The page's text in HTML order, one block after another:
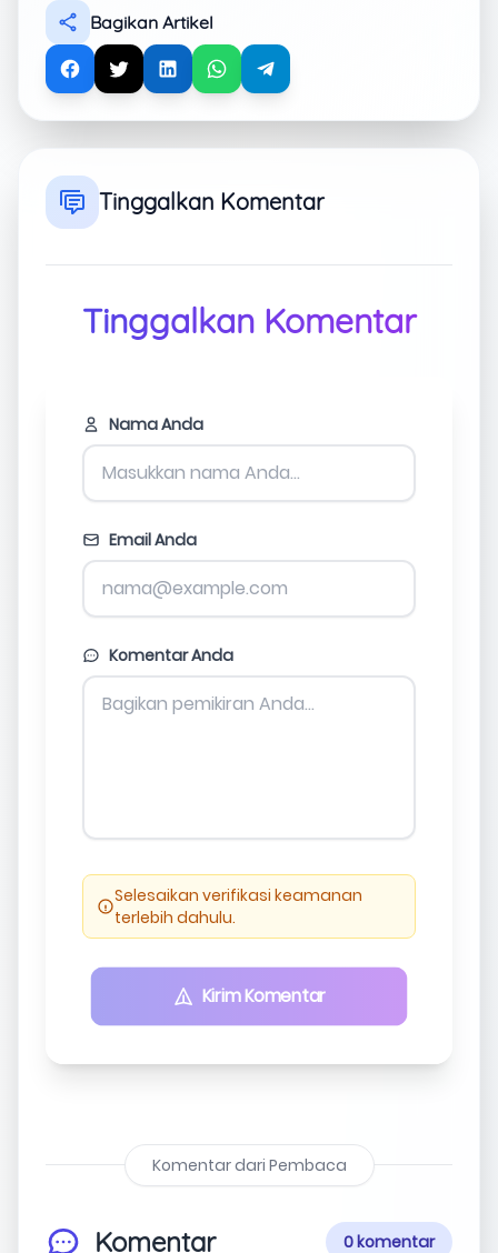
Bagikan Artikel
Tinggalkan Komentar
Tinggalkan Komentar
Nama Anda
Email Anda
Komentar Anda
Selesaikan verifikasi keamanan
terlebih dahulu.
Kirim Komentar
Komentar dari Pembaca
Komentar 0 komentar